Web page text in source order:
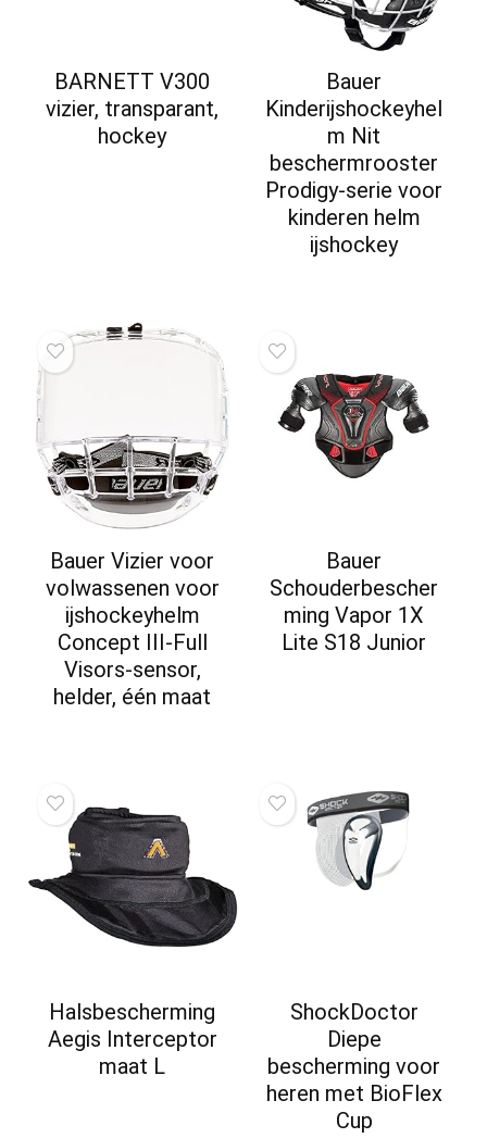
BARNETT V300
vizier, transparant,
hockey
Bauer
Kinderijshockeyhel
m Nit
beschermrooster
Prodigy-serie voor
kinderen helm
ijshockey
Bauer Vizier voor
volwassenen voor
ijshockeyhelm
Concept III-Full
Visors-sensor,
helder, één maat
Bauer
Schouderbescher
ming Vapor 1X
Lite S18 Junior
Halsbescherming
Aegis Interceptor
maat L
ShockDoctor
Diepe
bescherming voor
heren met BioFlex
Cup